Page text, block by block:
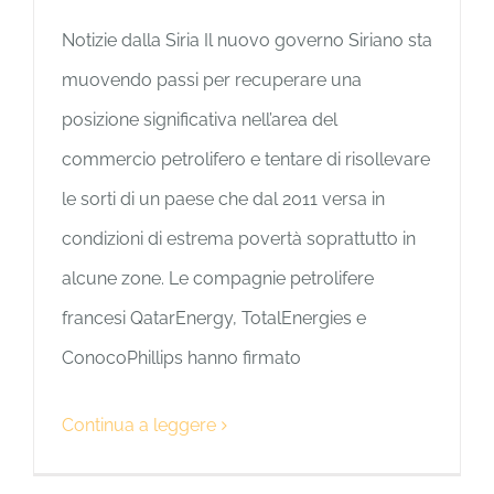
Notizie dalla Siria Il nuovo governo Siriano sta
muovendo passi per recuperare una
posizione significativa nell’area del
commercio petrolifero e tentare di risollevare
le sorti di un paese che dal 2011 versa in
condizioni di estrema povertà soprattutto in
alcune zone. Le compagnie petrolifere
francesi QatarEnergy, TotalEnergies e
ConocoPhillips hanno firmato
Continua a leggere